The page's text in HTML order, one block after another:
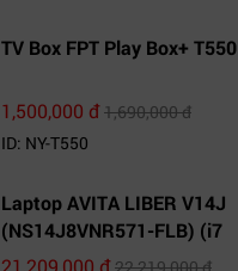
TV Box FPT Play Box+ T550
1,500,000 đ1,690,000 đ
ID: NY-T550
Laptop AVITA LIBER V14J
(NS14J8VNR571-FLB) (i7
10510U/8GB RAM/1TB
21,209,000 đ